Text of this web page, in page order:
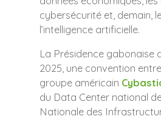
cybersécurité et, demain,
l’intelligence artificielle.
La Présidence gabonaise
2025, une convention
groupe américain
du Data Center national de
Nationale des